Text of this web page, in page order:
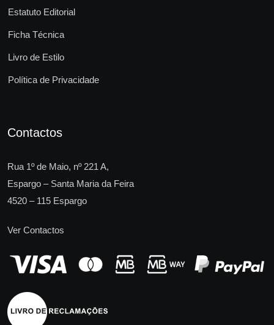
Estatuto Editorial
Ficha Técnica
Livro de Estilo
Política de Privacidade
Contactos
Rua 1º de Maio, nº 221 A,
Espargo – Santa Maria da Feira
4520 – 115 Espargo
Ver Contactos